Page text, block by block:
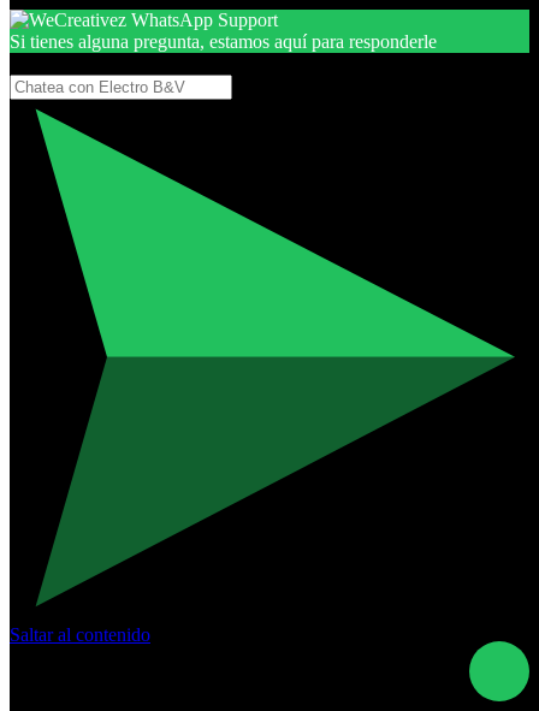
Si tienes alguna pregunta, estamos aquí para responderle
Saltar al contenido